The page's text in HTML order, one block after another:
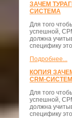
ЗАЧЕМ
СИСТЕМА
Для того
успешной,
должна
специфику
Подробнее...
КОПИЯ
CRM-
Для того
успешной,
должна
специфику